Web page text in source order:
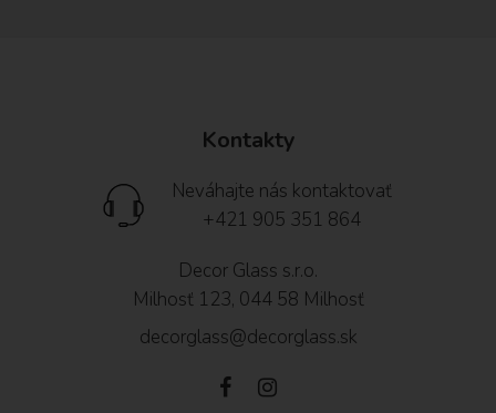
Kontakty
Neváhajte nás kontaktovať
+421 905 351 864
Decor Glass s.r.o.
Milhosť 123, 044 58 Milhosť
decorglass@decorglass.sk